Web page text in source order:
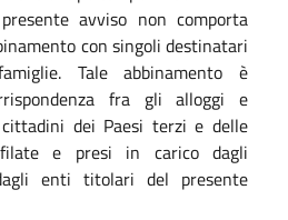
avviso non comporta
con singoli destinatari
Tale abbinamento è
fra gli alloggi e
dei Paesi terzi e delle
e presi in carico dagli
enti titolari del presente